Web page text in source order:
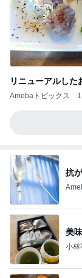
リニューアルした
Amebaトピックス
抗
美
小林